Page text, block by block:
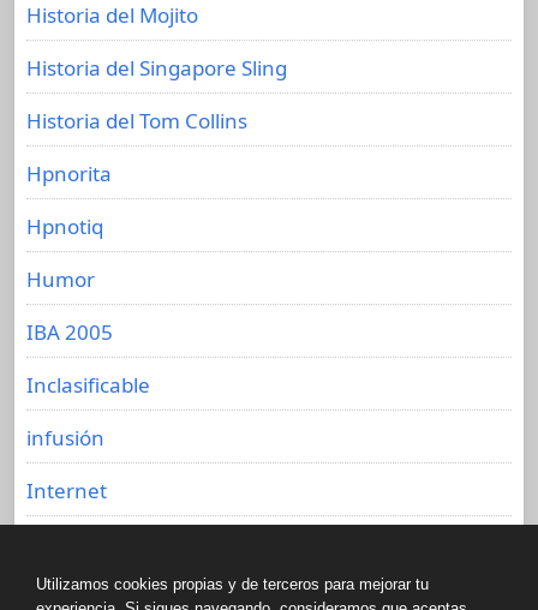
Historia del Mojito
Historia del Singapore Sling
Historia del Tom Collins
Hpnorita
Hpnotiq
Humor
IBA 2005
Inclasificable
infusión
Internet
Jarabe de Goma
Utilizamos cookies propias y de terceros para mejorar tu